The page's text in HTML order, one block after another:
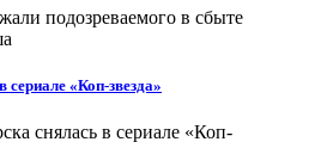
сериале «Коп-звезда»